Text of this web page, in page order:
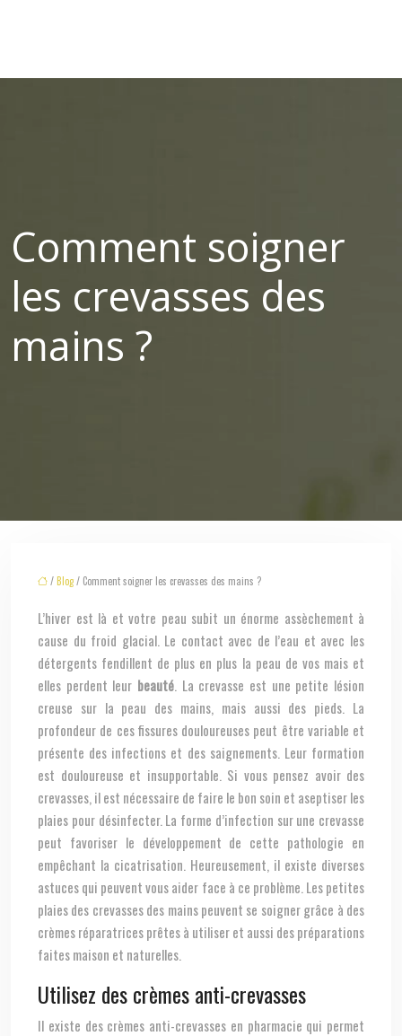
Comment soigner
les crevasses des
mains ?
/Blog/ Comment soigner les crevasses des mains ?
L’hiver est là et votre peau subit un énorme assèchement à
cause du froid glacial. Le contact avec de l’eau et avec les
détergents fendillent de plus en plus la peau de vos mais et
elles perdent leur beauté . La crevasse est une petite lésion
creuse sur la peau des mains, mais aussi des pieds. La
profondeur de ces fissures douloureuses peut être variable et
présente des infections et des saignements. Leur formation
est douloureuse et insupportable. Si vous pensez avoir des
crevasses, il est nécessaire de faire le bon soin et aseptiser les
plaies pour désinfecter. La forme d’infection sur une crevasse
peut favoriser le développement de cette pathologie en
empêchant la cicatrisation. Heureusement, il existe diverses
astuces qui peuvent vous aider face à ce problème. Les petites
plaies des crevasses des mains peuvent se soigner grâce à des
crèmes réparatrices prêtes à utiliser et aussi des préparations
faites maison et naturelles.
Utilisez des crèmes anti-crevasses
Il existe des crèmes anti-crevasses en pharmacie qui permet